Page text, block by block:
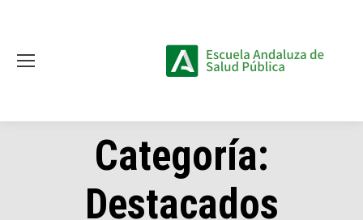
Categoría:
Destacados